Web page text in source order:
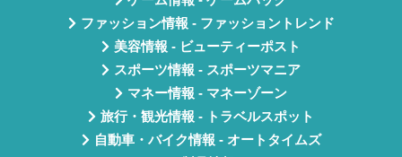
ファッション情報 - ファッショントレンド
美容情報 - ビューティーポスト
スポーツ情報 - スポーツマニア
マネー情報 - マネーゾーン
旅行・観光情報 - トラベルスポット
自動車・バイク情報 - オートタイムズ